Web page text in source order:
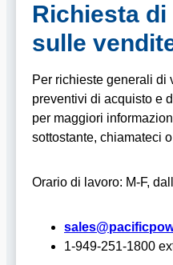
Richiesta
sulle
Per richieste generali di
preventivi di acquisto e
per maggiori
sottostante, chiamateci
Orario di lavoro: M-F,
1-949-251-1800